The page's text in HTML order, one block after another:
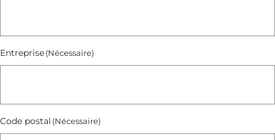
Entreprise(Nécessaire)
Code postal (Nécessaire)